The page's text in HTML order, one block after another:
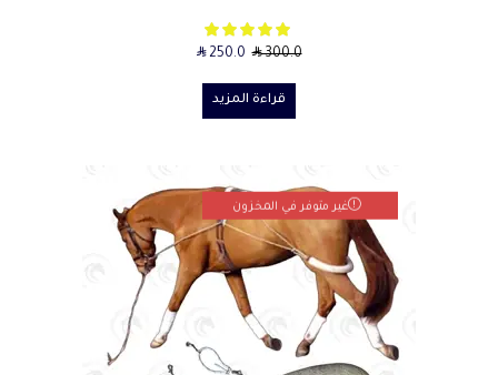
SAR300.0
SAR250.0
قراءة المزيد
غير متوفر في المخزون